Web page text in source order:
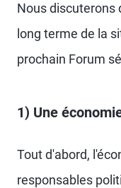
Nous discuterons
long terme de la
prochain Forum
1) Une
Tout d'abord,
responsables